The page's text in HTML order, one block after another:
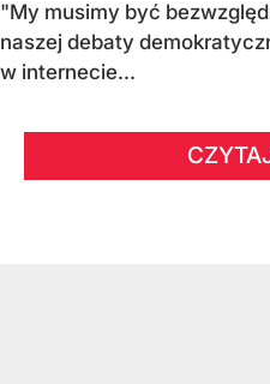
"My musimy być
naszej debaty
w internecie...